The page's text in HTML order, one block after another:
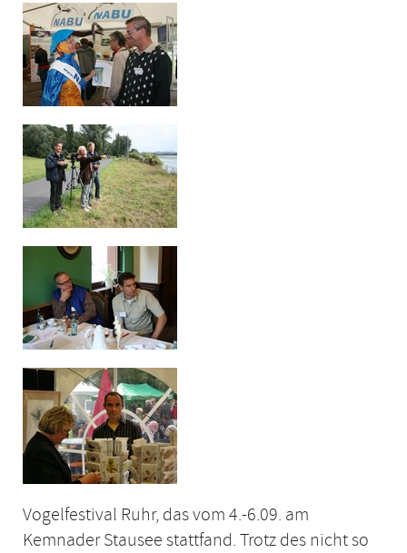
Vogelfestival Ruhr, das vom 4.-6.09. am
Kemnader Stausee stattfand. Trotz des nicht so